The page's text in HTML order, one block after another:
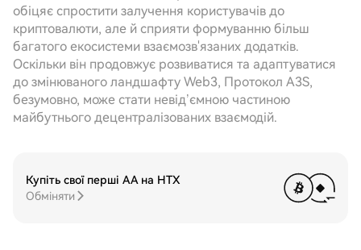
обіцяє спростити залучення користувачів до
криптовалюти, але й сприяти формуванню більш
багатого екосистеми взаємозв'язаних додатків.
Оскільки він продовжує розвиватися та адаптуватися
до змінюваного ландшафту Web3, Протокол A3S,
безумовно, може стати невід’ємною частиною
майбутнього децентралізованих взаємодій.
Купіть свої перші AA на HTX
Обміняти